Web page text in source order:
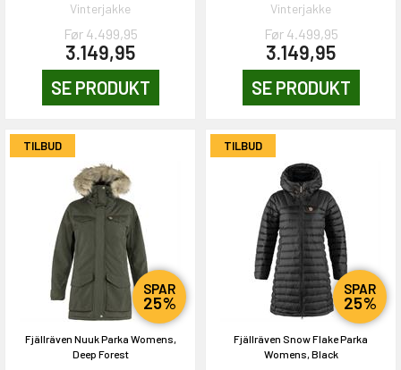
Vinterjakke
Før 4.499,95
3.149,95
SE PRODUKT
Vinterjakke
Før 4.499,95
3.149,95
SE PRODUKT
TILBUD
SPAR
25%
Fjällräven Nuuk Parka Womens,
Deep Forest
TILBUD
SPAR
25%
Fjällräven Snow Flake Parka
Womens, Black